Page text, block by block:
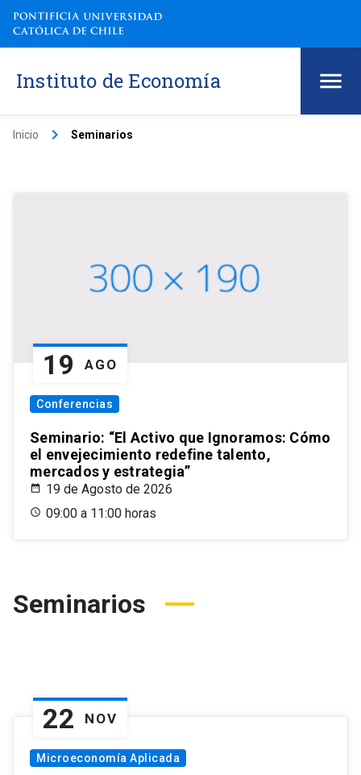
Instituto de Economía
Inicio keyboard_arrow_right Seminarios
19 AGO
Conferencias
Seminario: “El Activo que Ignoramos: Cómo
el envejecimiento redefine talento,
mercados y estrategia”
19 de Agosto de 2026
09:00 a 11:00 horas
Seminarios
22 NOV
Microeconomía Aplicada